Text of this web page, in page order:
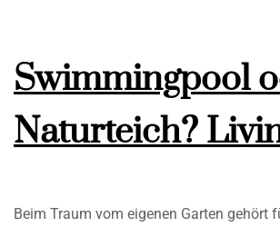
Swimmingpool
Naturteich?
Beim Traum vom eigenen Garten gehört